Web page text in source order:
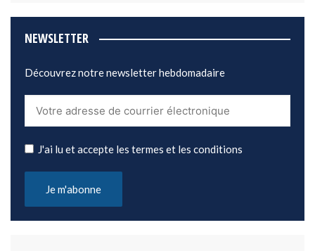
NEWSLETTER
Découvrez notre newsletter hebdomadaire
J'ai lu et accepte les termes et les conditions